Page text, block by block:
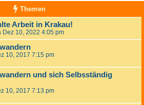
Themen
Arbeit in Krakau!
Dez 10, 2022 4:05 pm
10, 2017 7:15 pm
und sich Selbsständig
10, 2017 7:13 pm